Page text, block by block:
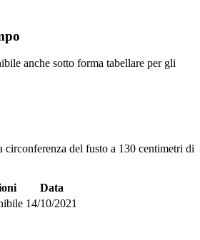
anche sotto forma tabellare per gli
del fusto a 130 centimetri di
Data
14/10/2021